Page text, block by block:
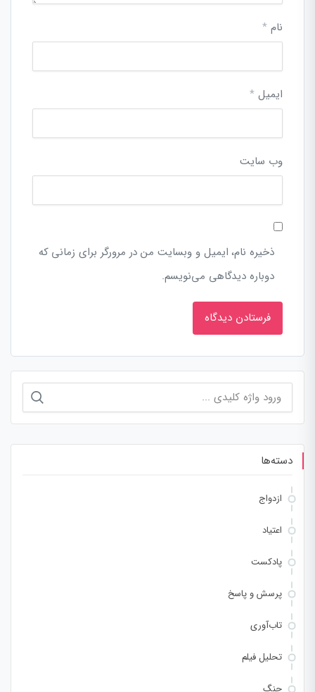
نام *
ایمیل *
وب‌ سایت
ذخیره نام، ایمیل و وبسایت من در مرورگر برای زمانی که
دوباره دیدگاهی می‌نویسم.
جستجو
برای:
دسته‌ها
ازدواج
اعتیاد
پادکست
پرسش و پاسخ
تاب‌آوری
تحلیل فیلم
جنگ